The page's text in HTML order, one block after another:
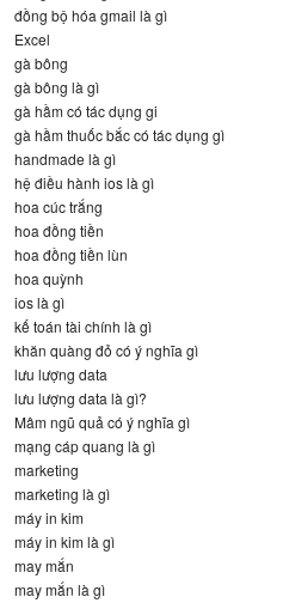
đồng bộ hóa gmail là gì
Excel
gà bông
gà bông là gì
gà hầm có tác dụng gi
gà hầm thuốc bắc có tác dụng gì
handmade là gì
hệ điều hành ios là gì
hoa cúc trắng
hoa đồng tiền
hoa đồng tiền lùn
hoa quỳnh
ios là gì
kế toán tài chính là gì
khăn quàng đỏ có ý nghĩa gì
lưu lượng data
lưu lượng data là gì?
Mâm ngũ quả có ý nghĩa gì
mạng cáp quang là gì
marketing
marketing là gì
máy in kim
máy in kim là gì
may mắn
may mắn là gì